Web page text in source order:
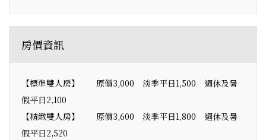
房價資訊
【標準雙人房】 原價3,000 淡季平日1,500 週休及暑
假平日2,100
【精緻雙人房】 原價3,600 淡季平日1,800 週休及暑
假平日2,520